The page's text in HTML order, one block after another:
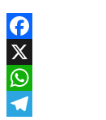
Facebook
X
WhatsApp